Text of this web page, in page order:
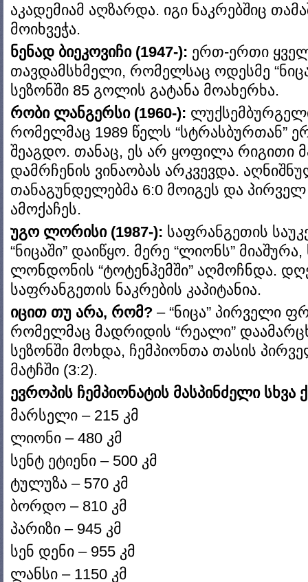
აკადემიამ აღზარდა. იგი ნაკრებშიც
მოიხვეჭა.
ნენად ბიეკოვიჩი (1947-): ერთ-ერთი
თავდამსხმელი, რომელსაც ოდესმე
სეზონში 85 გოლის გატანა მოახერხა.
რობი ლანგერსი (1960-):
რომელმაც 1989 წელს “სტრასბურთან”
შეაგდო. თანაც, ეს არ ყოფილა რიგითი
დამრჩენის ვინაობას არკვევდა.
თანაგუნდელებმა 6:0 მოიგეს და პირველ
ამოქაჩეს.
უგო ლორისი (1987-): საფრანგეთის
“ნიცაში” დაიწყო. მერე “ლიონს”
ლონდონის “ტოტენჰემში” აღმოჩნდა.
საფრანგეთის ნაკრების კაპიტანია.
იცით თუ არა, რომ? – “ნიცა” პირველი
რომელმაც მადრიდის “რეალი”
სეზონში მოხდა, ჩემპიონთა თასის
მატჩში (3:2).
ევროპის ჩემპიონატის მასპინძელი სხვა
მარსელი – 215 კმ
ლიონი – 480 კმ
სენტ ეტიენი – 500 კმ
ტულუზა – 570 კმ
ბორდო – 810 კმ
პარიზი – 945 კმ
სენ დენი – 955 კმ
ლანსი – 1150 კმ